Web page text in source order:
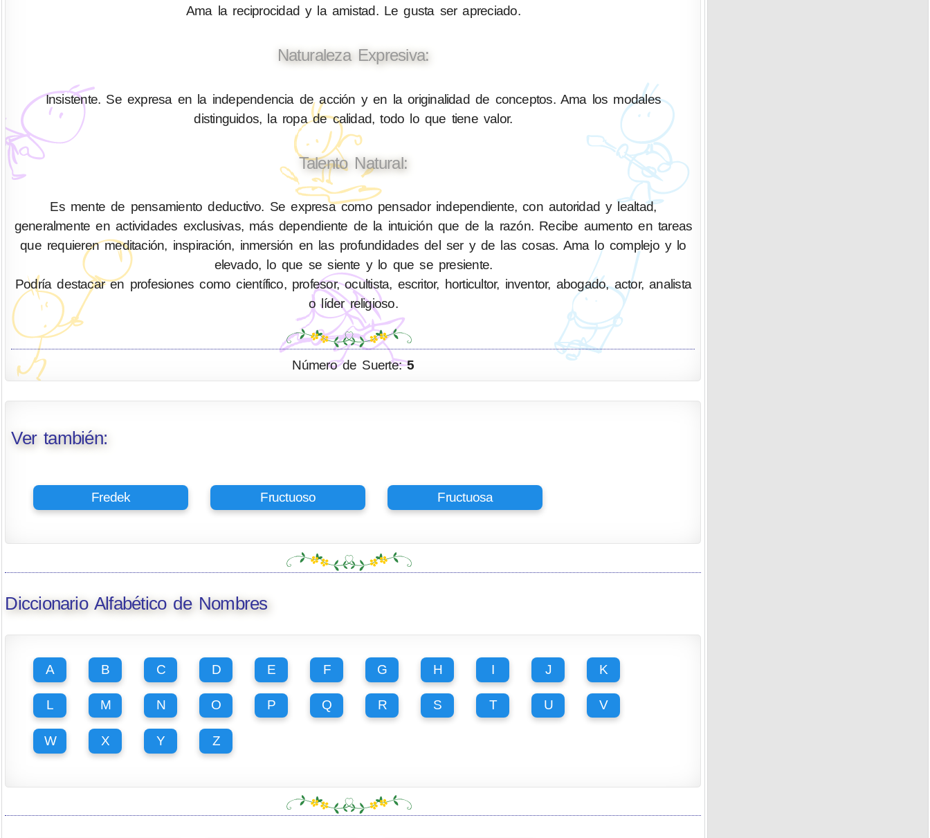
Ama la reciprocidad y la amistad. Le gusta ser apreciado.
Naturaleza Expresiva:
Insistente. Se expresa en la independencia de acción y en la originalidad de conceptos. Ama los modales
distinguidos, la ropa de calidad, todo lo que tiene valor.
Talento Natural:
Es mente de pensamiento deductivo. Se expresa como pensador independiente, con autoridad y lealtad,
generalmente en actividades exclusivas, más dependiente de la intuición que de la razón. Recibe aumento en tareas
que requieren meditación, inspiración, inmersión en las profundidades del ser y de las cosas. Ama lo complejo y lo
elevado, lo que se siente y lo que se presiente.
Podría destacar en profesiones como científico, profesor, ocultista, escritor, horticultor, inventor, abogado, actor, analista
o líder religioso.
Número de Suerte:5
Ver también:
Fredek Fructuoso Fructuosa
Diccionario Alfabético de Nombres
A B C D E F G H I J K
L M N O P Q R S T U V
W X Y Z